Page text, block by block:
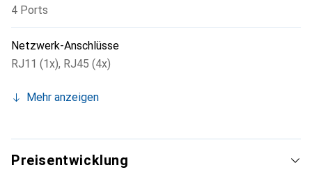
4 Ports
Netzwerk-Anschlüsse
RJ11 (1x), RJ45 (4x)
Mehr anzeigen
Preisentwicklung